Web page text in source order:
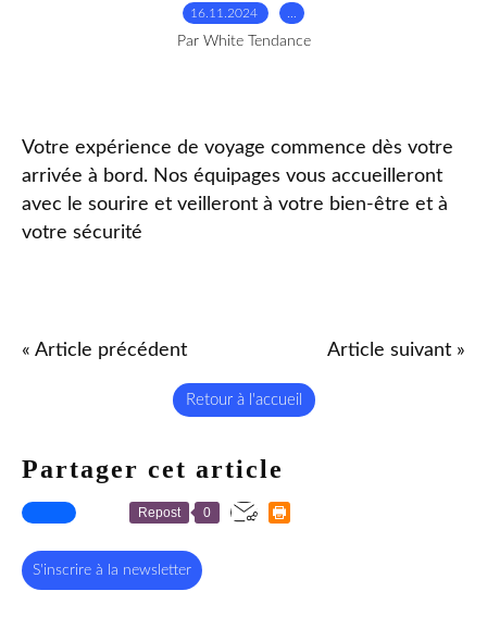
16.11.2024
Par White Tendance
Votre expérience de voyage commence dès votre
arrivée à bord. Nos équipages vous accueilleront
avec le sourire et veilleront à votre bien-être et à
votre sécurité
« Article précédent Article suivant »
Retour à l'accueil
Partager cet article
Repost 0
S'inscrire à la newsletter